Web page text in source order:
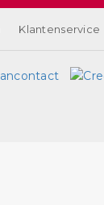
Klantenservice